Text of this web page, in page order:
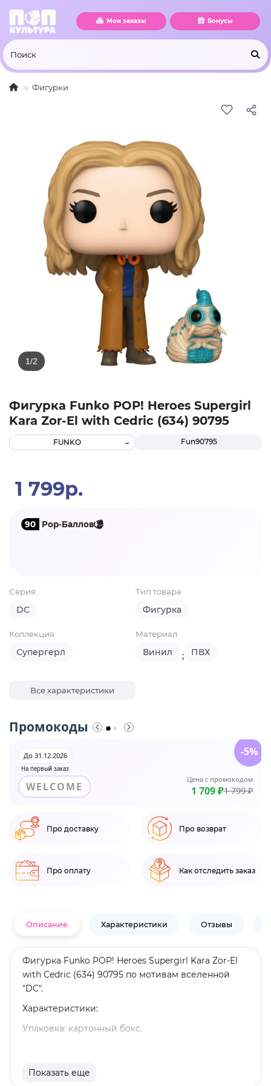
Мои заказы Бонусы
Фигурки
Фигурка Funko POP! Heroes Supergirl
Kara Zor-El with Cedric (634) 90795
Fun90795
FUNKO
1 799р.
90 Pop-Баллов
Серия
DC
Тип товара
Фигурка
Коллекция
Супергерл
Материал
Винил ; ПВХ
Все характеристики
Промокоды
На первый заказ
До 31.12.2026
WELCOME
Цена с промокодом
1 709 ₽1 799 ₽
-5%
Про доставку Про возврат
Про оплату Как отследить заказ
Описание Характеристики Отзывы
Фигурка Funko POP! Heroes Supergirl Kara Zor-El
with Cedric (634) 90795 по мотивам вселенной
"DC".
Характеристики:
Упаковка: картонный бокс.
Материал: винил.
Показать еще